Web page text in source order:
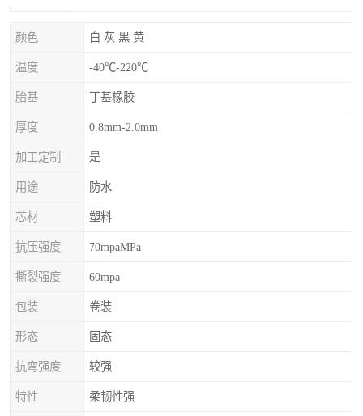
颜色 白 灰 黑 黄
温度 -40℃-220℃
胎基 丁基橡胶
厚度 0.8mm-2.0mm
加工定制 是
用途 防水
芯材 塑料
抗压强度 70mpaMPa
撕裂强度 60mpa
包装 卷装
形态 固态
抗弯强度 较强
特性 柔韧性强